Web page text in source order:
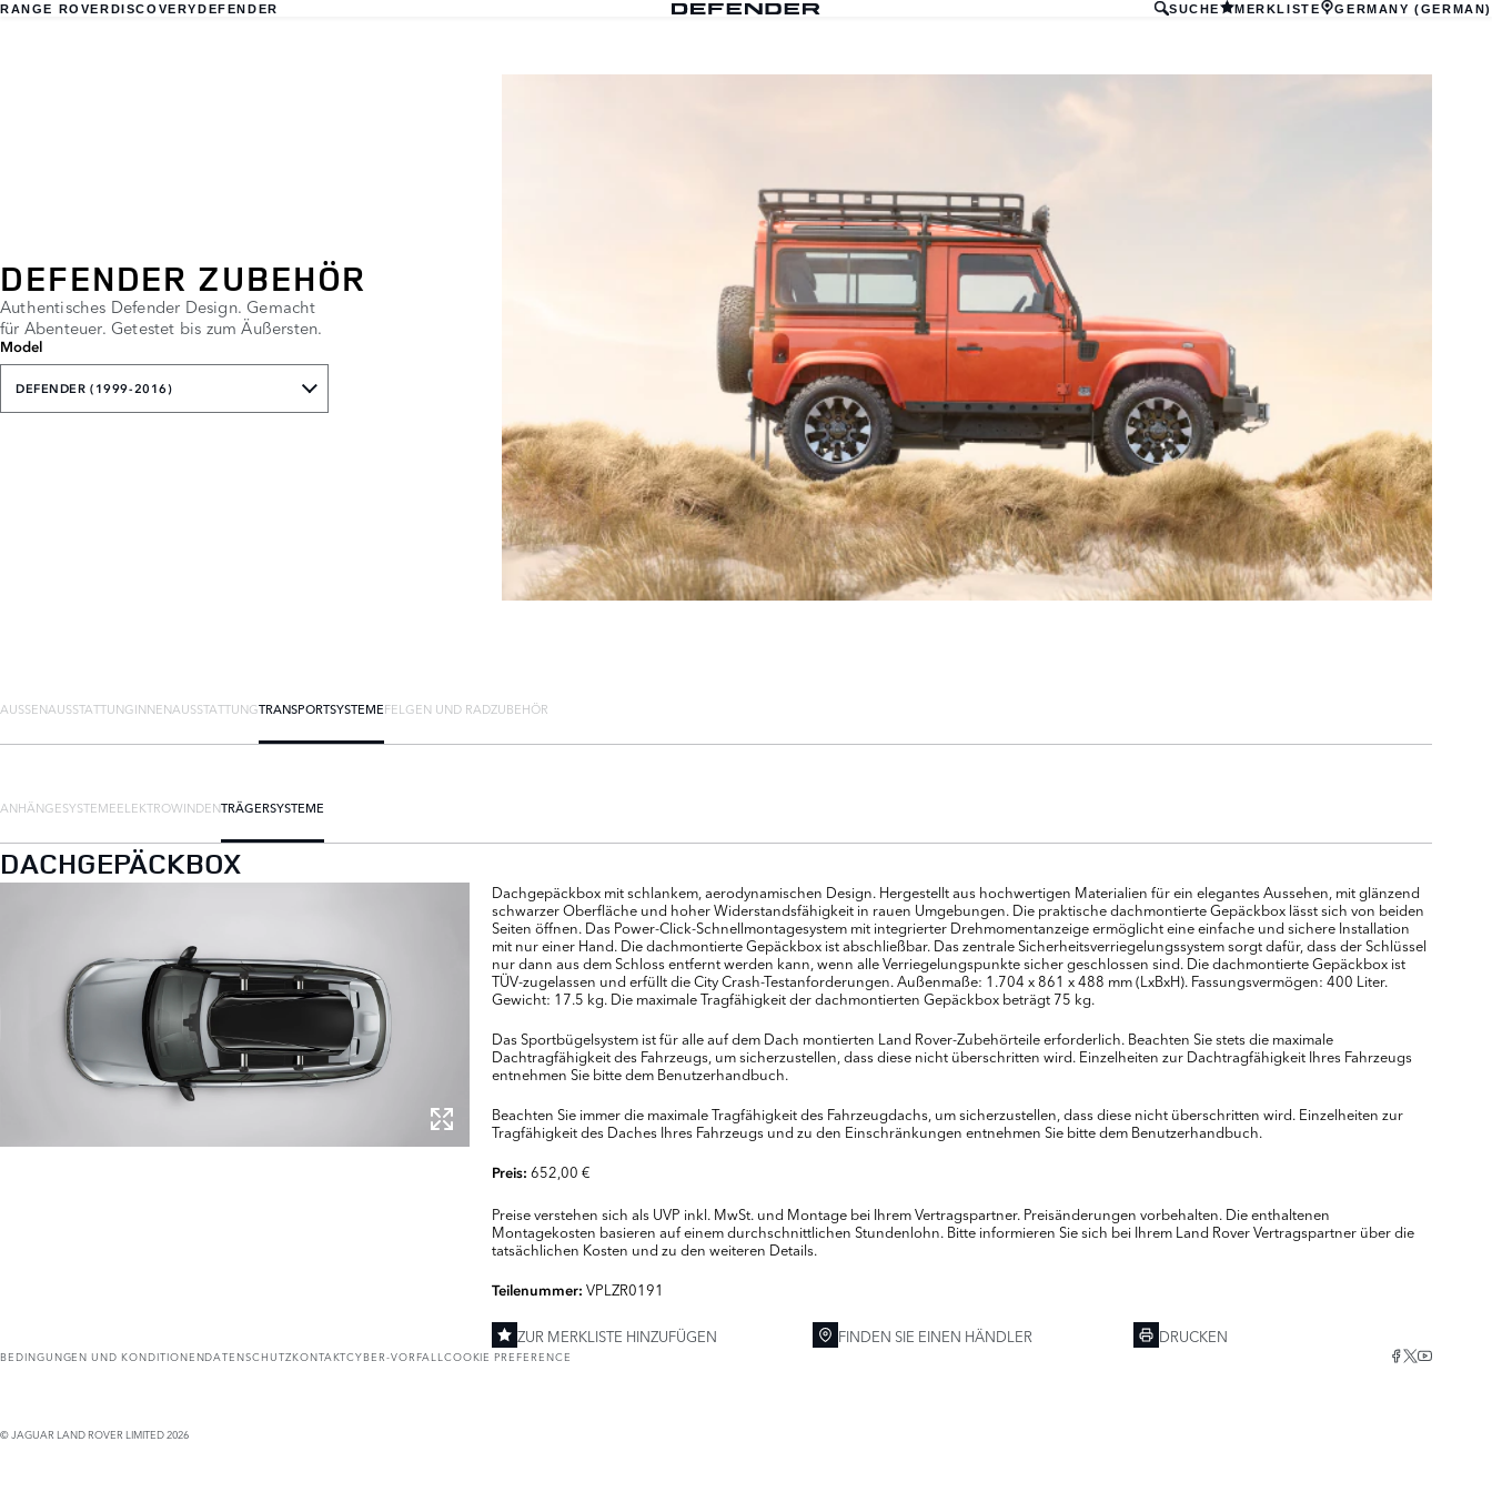
RANGE ROVERDISCOVERYDEFENDER SUCHE MERKLISTE GERMANY (GERMAN)
DEFENDER ZUBEHÖR
Authentisches Defender Design. Gemacht
für Abenteuer. Getestet bis zum Äußersten.
Model
DEFENDER (1999-2016)
AUSSENAUSSTATTUNG INNENAUSSTATTUNGTRANSPORTSYSTEMEFELGEN UND RADZUBEHÖR
ANHÄNGESYSTEMEELEKTROWINDENTRÄGERSYSTEME
DACHGEPÄCKBOX
Dachgepäckbox mit schlankem, aerodynamischen Design. Hergestellt aus hochwertigen Materialien für ein elegantes Aussehen, mit glänzend
schwarzer Oberfläche und hoher Widerstandsfähigkeit in rauen Umgebungen. Die praktische dachmontierte Gepäckbox lässt sich von beiden
Seiten öffnen. Das Power-Click-Schnellmontagesystem mit integrierter Drehmomentanzeige ermöglicht eine einfache und sichere Installation
mit nur einer Hand. Die dachmontierte Gepäckbox ist abschließbar. Das zentrale Sicherheitsverriegelungssystem sorgt dafür, dass der Schlüssel
nur dann aus dem Schloss entfernt werden kann, wenn alle Verriegelungspunkte sicher geschlossen sind. Die dachmontierte Gepäckbox ist
TÜV-zugelassen und erfüllt die City Crash-Testanforderungen. Außenmaße: 1.704 x 861 x 488 mm (LxBxH). Fassungsvermögen: 400 Liter.
Gewicht: 17.5 kg. Die maximale Tragfähigkeit der dachmontierten Gepäckbox beträgt 75 kg.
Das Sportbügelsystem ist für alle auf dem Dach montierten Land Rover-Zubehörteile erforderlich. Beachten Sie stets die maximale
Dachtragfähigkeit des Fahrzeugs, um sicherzustellen, dass diese nicht überschritten wird. Einzelheiten zur Dachtragfähigkeit Ihres Fahrzeugs
entnehmen Sie bitte dem Benutzerhandbuch.
Beachten Sie immer die maximale Tragfähigkeit des Fahrzeugdachs, um sicherzustellen, dass diese nicht überschritten wird. Einzelheiten zur
Tragfähigkeit des Daches Ihres Fahrzeugs und zu den Einschränkungen entnehmen Sie bitte dem Benutzerhandbuch.
Preis:652,00 €
Preise verstehen sich als UVP inkl. MwSt. und Montage bei Ihrem Vertragspartner. Preisänderungen vorbehalten. Die enthaltenen
Montagekosten basieren auf einem durchschnittlichen Stundenlohn. Bitte informieren Sie sich bei Ihrem Land Rover Vertragspartner über die
tatsächlichen Kosten und zu den weiteren Details.
Teilenummer:VPLZR0191
ZUR MERKLISTE HINZUFÜGEN FINDEN SIE EINEN HÄNDLER DRUCKEN
BEDINGUNGEN UND KONDITIONENDATENSCHUTZKONTAKTCYBER-VORFALL COOKIE PREFERENCE
© JAGUAR LAND ROVER LIMITED 2026